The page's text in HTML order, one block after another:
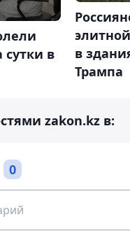
сутки в
в
Трампа
zakon.kz в:
0